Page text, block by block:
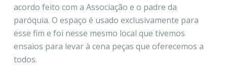
acordo feito com a Associação e o padre da
paróquia. O espaço é usado exclusivamente para
esse fim e foi nesse mesmo local que tivemos
ensaios para levar à cena peças que oferecemos a
todos.